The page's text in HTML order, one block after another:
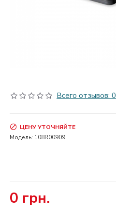
Всего отзывов: 0
0 грн.
ЦЕНУ УТОЧНЯЙТЕ
Модель: 108R00909